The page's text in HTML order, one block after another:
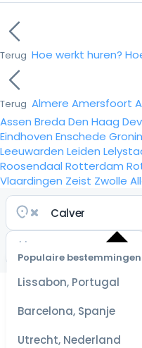
Terug Hoe werkt huren?
Terug Almere Amersfoort
Assen Breda Den Haag
Eindhoven Enschede
Leeuwarden Leiden
Roosendaal Rotterdam
Vlaardingen Zeist Zwolle
Populaire bestemmingen
Lissabon, Portugal
Barcelona, Spanje
Utrecht, Nederland
Selecteer
datum
beste